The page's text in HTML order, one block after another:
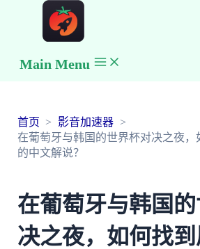
Main Menu
首页
影音加速器
在葡萄牙与韩国的世界杯对决之夜，
的中文解说？
在葡萄牙与韩国
决之夜，如何找到